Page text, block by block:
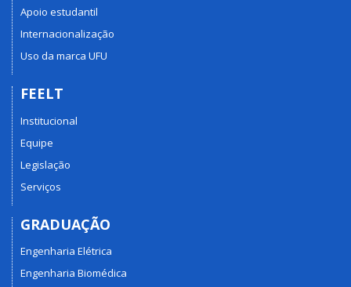
Apoio estudantil
Internacionalização
Uso da marca UFU
FEELT
Institucional
Equipe
Legislação
Serviços
GRADUAÇÃO
Engenharia Elétrica
Engenharia Biomédica